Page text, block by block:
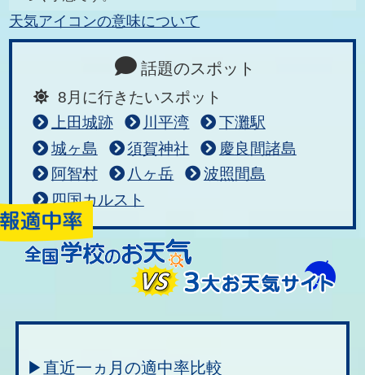
天気アイコンの意味について
話題のスポット
8月に行きたいスポット
上田城跡
川平湾
下灘駅
城ヶ島
須賀神社
慶良間諸島
阿智村
八ヶ岳
波照間島
四国カルスト
▶直近一ヵ月の適中率比較